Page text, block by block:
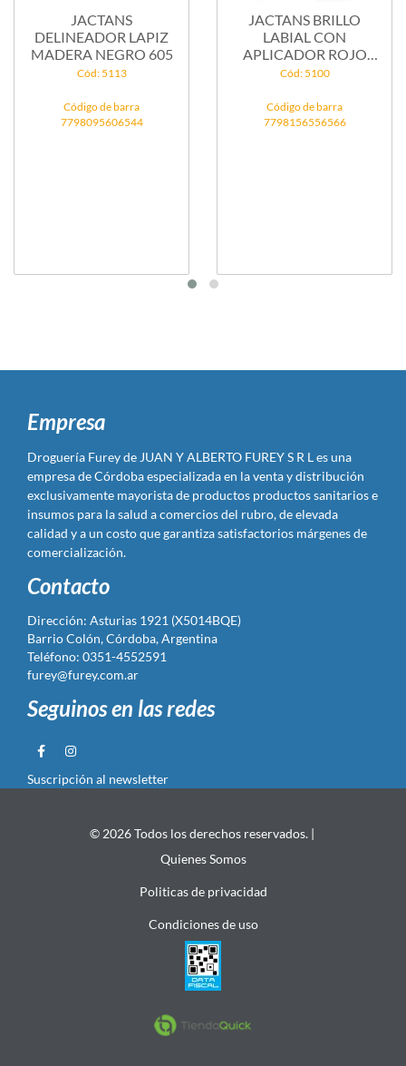
JACTANS
DELINEADOR LAPIZ
MADERA NEGRO 605
Cód: 5113
Código de barra
7798095606544
JACTANS BRILLO
LABIAL CON
APLICADOR ROJO
509/003
Cód: 5100
Código de barra
7798156556566
Empresa
Droguería Furey de JUAN Y ALBERTO FUREY S R L es una
empresa de Córdoba especializada en la venta y distribución
exclusivamente mayorista de productos productos sanitarios e
insumos para la salud a comercios del rubro, de elevada
calidad y a un costo que garantiza satisfactorios márgenes de
comercialización.
Contacto
Dirección: Asturias 1921 (X5014BQE)
Barrio Colón, Córdoba, Argentina
Teléfono: 0351-4552591
furey@furey.com.ar
Seguinos en las redes
Suscripción al newsletter
© 2026 Todos los derechos reservados. |
Quienes Somos
Politicas de privacidad
Condiciones de uso